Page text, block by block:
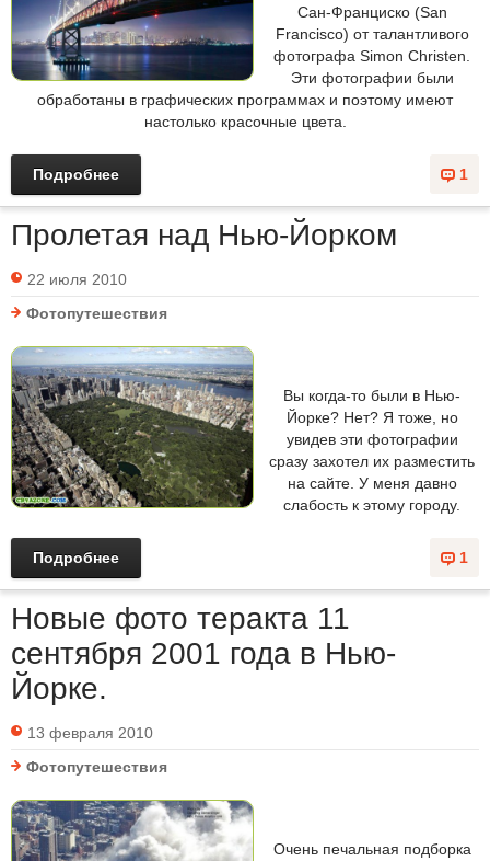
Сан-Франциско (San
Francisco) от талантливого
фотографа Simon Christen.
Эти фотографии были
обработаны в графических программах и поэтому имеют
настолько красочные цвета.
1
Подробнее
Пролетая над Нью-Йорком
22 июля 2010
Фотопутешествия
Вы когда-то были в Нью-
Йорке? Нет? Я тоже, но
увидев эти фотографии
сразу захотел их разместить
на сайте. У меня давно
слабость к этому городу.
1
Подробнее
Новые фото теракта 11
сентября 2001 года в Нью-
Йорке.
13 февраля 2010
Фотопутешествия
Очень печальная подборка